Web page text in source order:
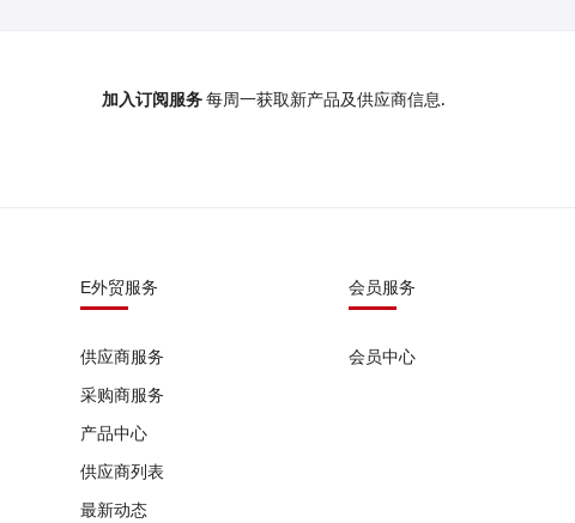
加入订阅服务每周一获取新产品及供应商信息.
E外贸服务
供应商服务
采购商服务
产品中心
供应商列表
最新动态
会员服务
会员中心